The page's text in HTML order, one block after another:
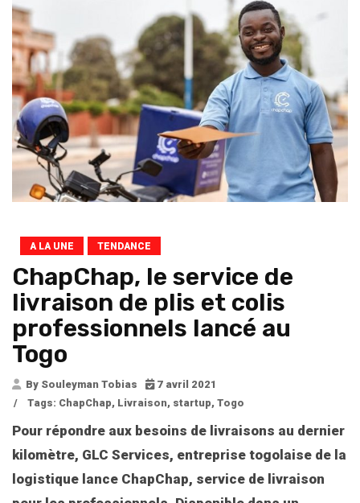
A LA UNE TENDANCE
ChapChap, le service de
livraison de plis et colis
professionnels lancé au
Togo
By Souleyman Tobias
7 avril 2021
/
Tags: ChapChap, Livraison, startup, Togo
Pour répondre aux besoins de livraisons au dernier
kilomètre, GLC Services, entreprise togolaise de la
logistique lance ChapChap, service de livraison